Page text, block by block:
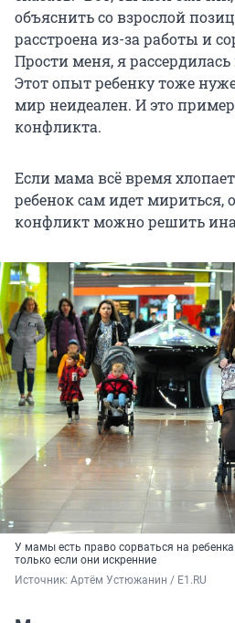
объяснить со взрослой
расстроена из-за работы и
Прости меня, я рассердилась
Этот опыт ребенку тоже
мир неидеален. И это
конфликта.
Если мама всё время
ребенок сам идет мириться,
конфликт можно решить
У мамы есть право сорваться на
только если они искренние
Источник: Артём Устюжанин / E1.RU